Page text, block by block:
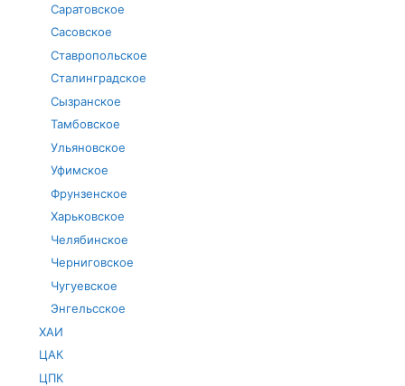
Саратовское
Сасовское
Ставропольское
Сталинградское
Сызранское
Тамбовское
Ульяновское
Уфимское
Фрунзенское
Харьковское
Челябинское
Черниговское
Чугуевское
Энгельсское
ХАИ
ЦАК
ЦПК